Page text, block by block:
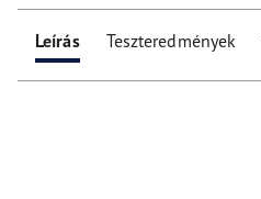
Leírás Teszteredmények